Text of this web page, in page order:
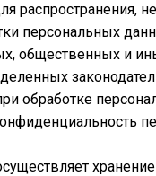
распространения,
персональных
общественных и
обработке